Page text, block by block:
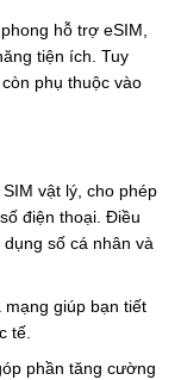
hỗ trợ eSIM,
tiện ích. Tuy
phụ thuộc vào
vật lý, cho phép
điện thoại. Điều
số cá nhân và
mạng giúp bạn tiết
tế.
phần tăng cường